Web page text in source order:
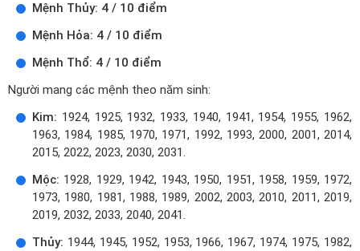
Mệnh Thủy: 4 / 10 điểm
Mệnh Hỏa: 4 / 10 điểm
Mệnh Thổ: 4 / 10 điểm
Người mang các mệnh theo năm sinh:
Kim: 1924, 1925, 1932, 1933, 1940, 1941, 1954, 1955, 1962,
1963, 1984, 1985, 1970, 1971, 1992, 1993, 2000, 2001, 2014,
2015, 2022, 2023, 2030, 2031.
Mộc: 1928, 1929, 1942, 1943, 1950, 1951, 1958, 1959, 1972,
1973, 1980, 1981, 1988, 1989, 2002, 2003, 2010, 2011, 2019,
2019, 2032, 2033, 2040, 2041.
Thủy: 1944, 1945, 1952, 1953, 1966, 1967, 1974, 1975, 1982,